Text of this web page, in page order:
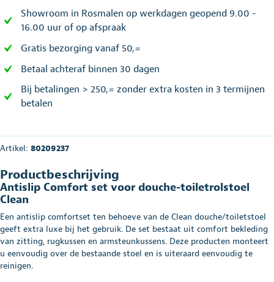
Showroom in Rosmalen op werkdagen geopend 9.00 -
16.00 uur of op afspraak
Gratis bezorging vanaf 50,=
Betaal achteraf binnen 30 dagen
Bij betalingen > 250,= zonder extra kosten in 3 termijnen
betalen
Artikel: 80209237
Productbeschrijving
Antislip Comfort set voor douche-toiletrolstoel
Clean
Een antislip comfortset ten behoeve van de Clean douche/toiletstoel
geeft extra luxe bij het gebruik. De set bestaat uit comfort bekleding
van zitting, rugkussen en armsteunkussens. Deze producten monteert
u eenvoudig over de bestaande stoel en is uiteraard eenvoudig te
reinigen.